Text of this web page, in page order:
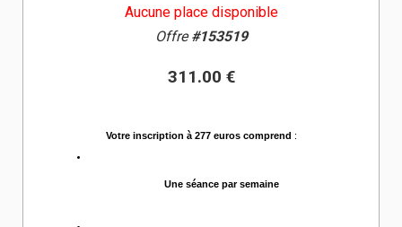
Aucune place disponible
Offre#153519
311.00 €
Votre inscription à 277 euros comprend :
Une séance par semaine